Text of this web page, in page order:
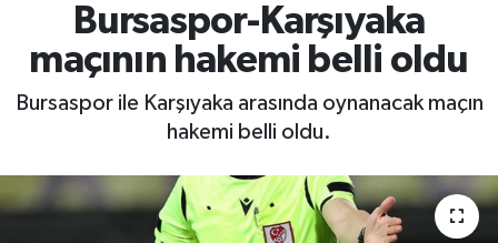
Bursaspor-Karşıyaka
maçının hakemi belli oldu
Bursaspor ile Karşıyaka arasında oynanacak maçın
hakemi belli oldu.
Son Dakika Haberleri
Haber Arşivi